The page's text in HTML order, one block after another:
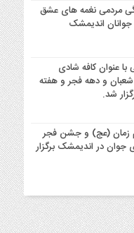
مردمی نغمه های عشق
اندیمشک
عنوان کافه شادی
و دهه فجر و هفته
شد.
زمان (عج) و جشن فجر
جوان در اندیمشک برگزار